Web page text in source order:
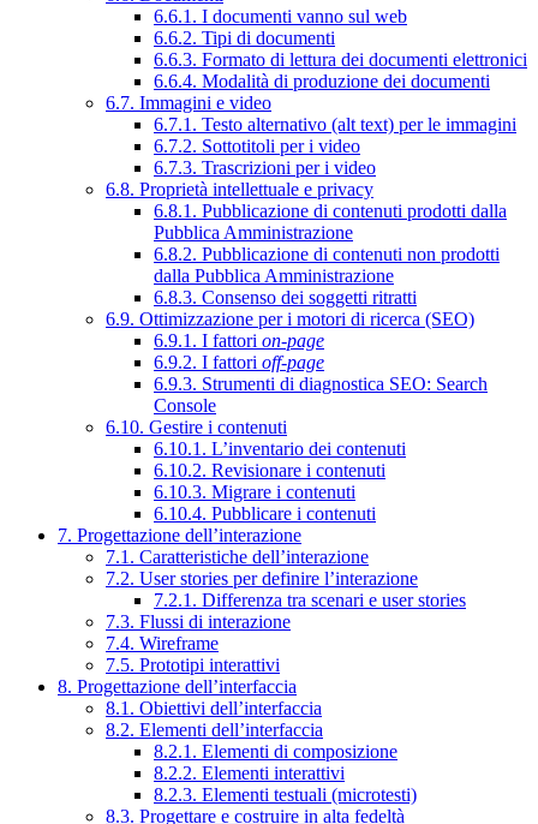
6.6.1. I documenti vanno sul web
6.6.2. Tipi di documenti
6.6.3. Formato di lettura dei documenti elettronici
6.6.4. Modalità di produzione dei documenti
6.7. Immagini e video
6.7.1. Testo alternativo (alt text) per le immagini
6.7.2. Sottotitoli per i video
6.7.3. Trascrizioni per i video
6.8. Proprietà intellettuale e privacy
6.8.1. Pubblicazione di contenuti prodotti dalla
Pubblica Amministrazione
6.8.2. Pubblicazione di contenuti non prodotti
dalla Pubblica Amministrazione
6.8.3. Consenso dei soggetti ritratti
6.9. Ottimizzazione per i motori di ricerca (SEO)
6.9.1. I fattori on-page
6.9.2. I fattori off-page
6.9.3. Strumenti di diagnostica SEO: Search
Console
6.10. Gestire i contenuti
6.10.1. L’inventario dei contenuti
6.10.2. Revisionare i contenuti
6.10.3. Migrare i contenuti
6.10.4. Pubblicare i contenuti
7. Progettazione dell’interazione
7.1. Caratteristiche dell’interazione
7.2. User stories per definire l’interazione
7.2.1. Differenza tra scenari e user stories
7.3. Flussi di interazione
7.4. Wireframe
7.5. Prototipi interattivi
8. Progettazione dell’interfaccia
8.1. Obiettivi dell’interfaccia
8.2. Elementi dell’interfaccia
8.2.1. Elementi di composizione
8.2.2. Elementi interattivi
8.2.3. Elementi testuali (microtesti)
8.3. Progettare e costruire in alta fedeltà